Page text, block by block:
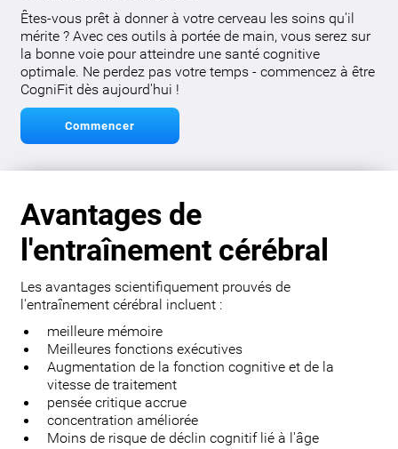
Êtes-vous prêt à donner à votre cerveau les soins qu'il
mérite ? Avec ces outils à portée de main, vous serez sur
la bonne voie pour atteindre une santé cognitive
optimale. Ne perdez pas votre temps - commencez à être
CogniFit dès aujourd'hui !
Commencer
Avantages de
l'entraînement cérébral
Les avantages scientifiquement prouvés de
l'entraînement cérébral incluent :
meilleure mémoire
Meilleures fonctions exécutives
Augmentation de la fonction cognitive et de la
vitesse de traitement
pensée critique accrue
concentration améliorée
Moins de risque de déclin cognitif lié à l'âge